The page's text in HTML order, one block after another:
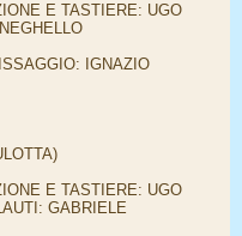
E TASTIERE: UGO
IGNAZIO
E TASTIERE: UGO
GABRIELE